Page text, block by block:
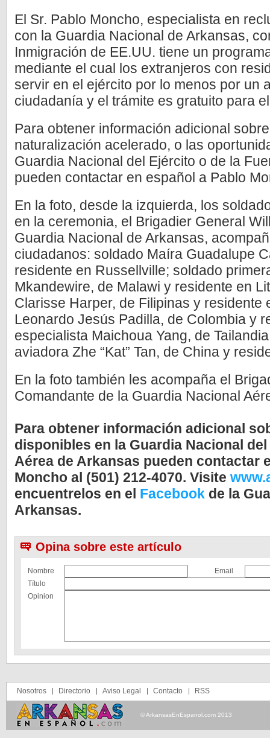
El Sr. Pablo Moncho, especialista en
con la Guardia Nacional de Arkansas,
Inmigración de EE.UU. tiene un
mediante el cual los extranjeros con
servir en el ejército por lo menos por un
ciudadanía y el trámite es gratuito para
Para obtener información adicional
naturalización acelerado, o las
Guardia Nacional del Ejército o de la
pueden contactar en español a Pablo
En la foto, desde la izquierda, los
en la ceremonia, el Brigadier General
Guardia Nacional de Arkansas,
ciudadanos: soldado Maíra Guadalupe
residente en Russellville; soldado
Mkandewire, de Malawi y residente en
Clarisse Harper, de Filipinas y residente
Leonardo Jesús Padilla, de Colombia y
especialista Maichoua Yang, de
aviadora Zhe “Kat” Tan, de China y
En la foto también les acompaña el
Comandante de la Guardia Nacional
Para obtener información adicional
disponibles en la Guardia Nacional
Aérea de Arkansas pueden contactar
Moncho al (501) 212-4070. Visite
encuentrelos en el Facebook de la
Arkansas.
Opina sobre este artículo
Nombre
Email
Título
Opinion
Nosotros Directorio Aviso Legal Contacto RSS
© ArkansasEnEspanol.com 2013